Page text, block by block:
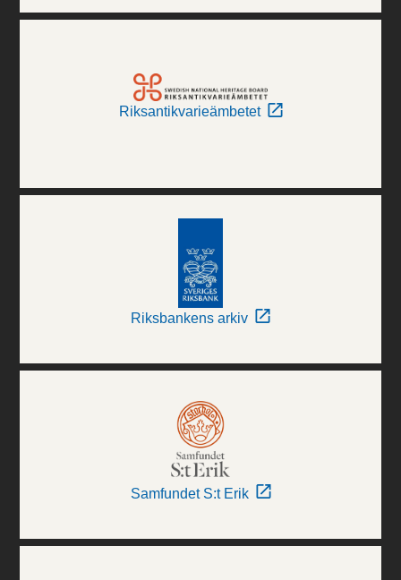
Riksantikvarieämbetet
Riksbankens arkiv
Samfundet S:t Erik